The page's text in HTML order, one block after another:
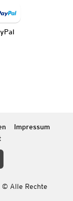
Impressum
© Alle Rechte